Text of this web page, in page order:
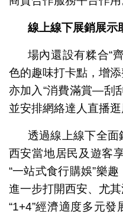
線上線下展銷展示
場內還設有糅合“
色的趣味打卡點，增
亦加入“消費滿賞—刮
並安排網絡達人直播逛
透過線上線下全
西安當地居民及遊客
“一站式食行購娛”樂
進一步打開西安、尤
“1+4”經濟適度多元